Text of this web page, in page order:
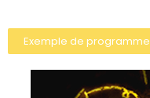
Exemple de programme